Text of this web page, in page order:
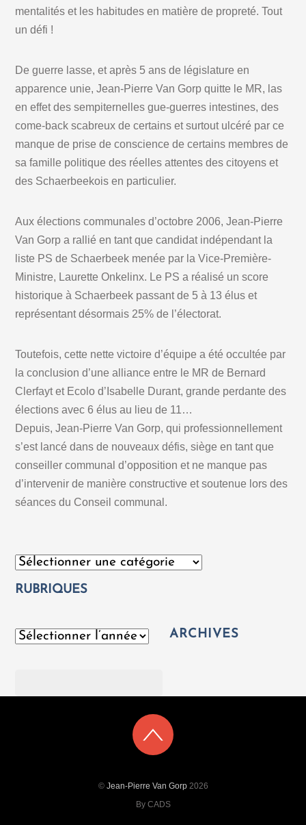
mentalités et les habitudes en matière de propreté. Tout
un défi !
De guerre lasse, et après 5 ans de législature en
apparence unie, Jean-Pierre Van Gorp quitte le MR, las
en effet des sempiternelles gue-guerres intestines, des
come-back scabreux de certains et surtout ulcéré par ce
manque de prise de conscience de certains membres de
sa famille politique des réelles attentes des citoyens et
des Schaerbeekois en particulier.
Aux élections communales d’octobre 2006, Jean-Pierre
Van Gorp a rallié en tant que candidat indépendant la
liste PS de Schaerbeek menée par la Vice-Première-
Ministre, Laurette Onkelinx. Le PS a réalisé un score
historique à Schaerbeek passant de 5 à 13 élus et
représentant désormais 25% de l’électorat.
Toutefois, cette nette victoire d’équipe a été occultée par
la conclusion d’une alliance entre le MR de Bernard
Clerfayt et Ecolo d’Isabelle Durant, grande perdante des
élections avec 6 élus au lieu de 11…
Depuis, Jean-Pierre Van Gorp, qui professionnellement
s’est lancé dans de nouveaux défis, siège en tant que
conseiller communal d’opposition et ne manque pas
d’intervenir de manière constructive et soutenue lors des
séances du Conseil communal.
Catégories
RUBRIQUES
Archives ARCHIVES
© Jean-Pierre Van Gorp2026
By CADS